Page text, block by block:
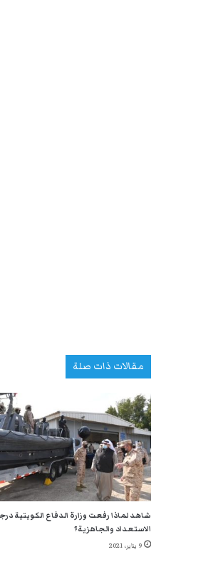
مقالات ذات صلة
شاهد لماذا رفعت وزارة الدفاع الكويتية
الاستعداد والجاهزية؟
9 يناير، 2021